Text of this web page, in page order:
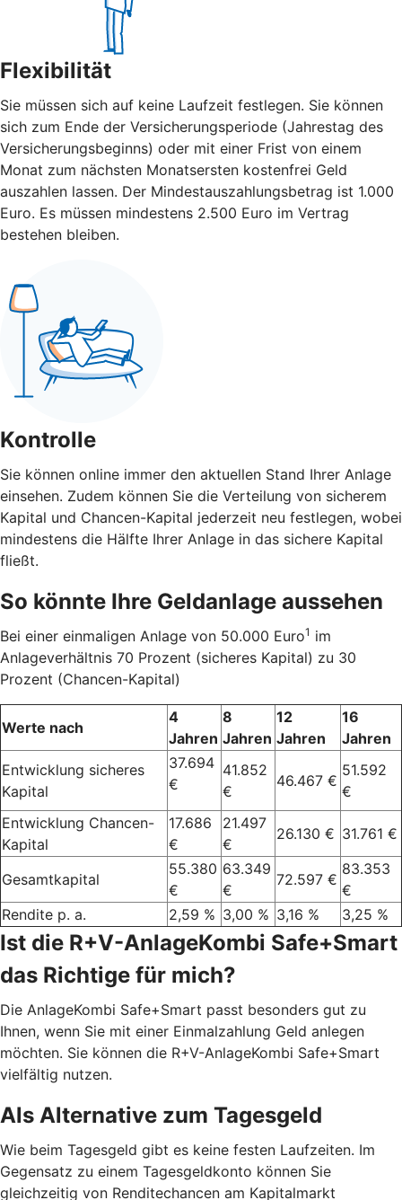
Flexibilität
Sie müssen sich auf keine Laufzeit festlegen. Sie können
sich zum Ende der Versicherungsperiode (Jahrestag des
Versicherungsbeginns) oder mit einer Frist von einem
Monat zum nächsten Monatsersten kostenfrei Geld
auszahlen lassen. Der Mindestauszahlungsbetrag ist 1.000
Euro. Es müssen mindestens 2.500 Euro im Vertrag
bestehen bleiben.
Kontrolle
Sie können online immer den aktuellen Stand Ihrer Anlage
einsehen. Zudem können Sie die Verteilung von sicherem
Kapital und Chancen-Kapital jederzeit neu festlegen, wobei
mindestens die Hälfte Ihrer Anlage in das sichere Kapital
fließt.
So könnte Ihre Geldanlage aussehen
Bei einer einmaligen Anlage von 50.000 Euro1 im
Anlageverhältnis 70 Prozent (sicheres Kapital) zu 30
Prozent (Chancen-Kapital)
Werte nach
4
Jahren
8
Jahren
12
Jahren
16
Jahren
Entwicklung sicheres
Kapital
37.694
€
41.852
€
46.467 €
51.592
€
Entwicklung Chancen-
Kapital
17.686
€
21.497
€
26.130 € 31.761 €
Gesamtkapital
55.380
€
63.349
€
72.597 €
83.353
€
Rendite p. a.
2,59 % 3,00 % 3,16 % 3,25 %
Ist die R+V-AnlageKombi Safe+Smart
das Richtige für mich?
Die AnlageKombi Safe+Smart passt besonders gut zu
Ihnen, wenn Sie mit einer Einmalzahlung Geld anlegen
möchten. Sie können die R+V-AnlageKombi Safe+Smart
vielfältig nutzen.
Als Alternative zum Tagesgeld
Wie beim Tagesgeld gibt es keine festen Laufzeiten. Im
Gegensatz zu einem Tagesgeldkonto können Sie
gleichzeitig von Renditechancen am Kapitalmarkt